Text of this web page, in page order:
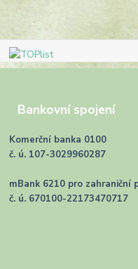
Bankovní spojení
Komerční banka 0100
č. ú. 107-3029960287
mBank 6210 pro zahraniční
č. ú. 670100-22173470717